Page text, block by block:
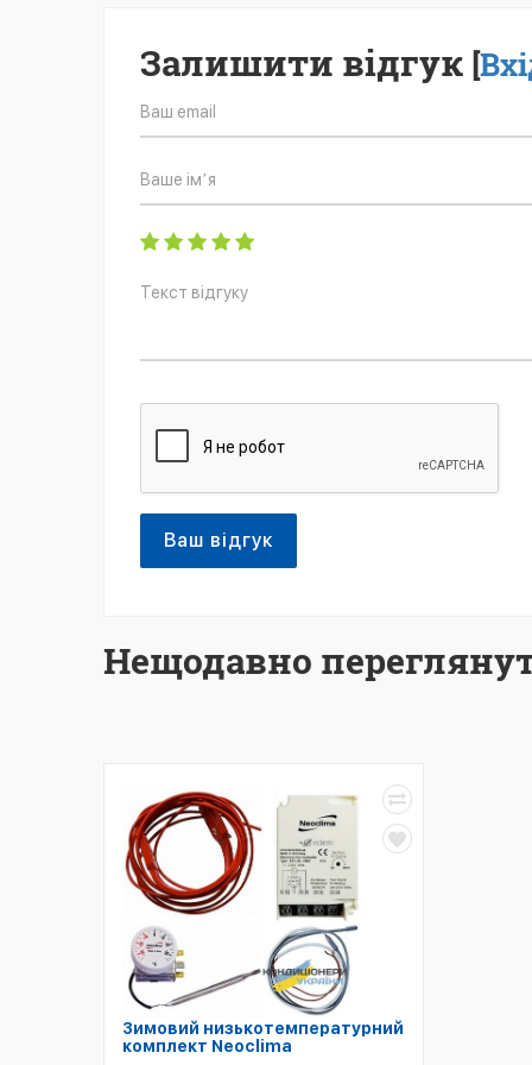
Залишити відгук [
Ваш відгук
Нещодавно
Зимовий низькотемпературний
комплект Neoclima